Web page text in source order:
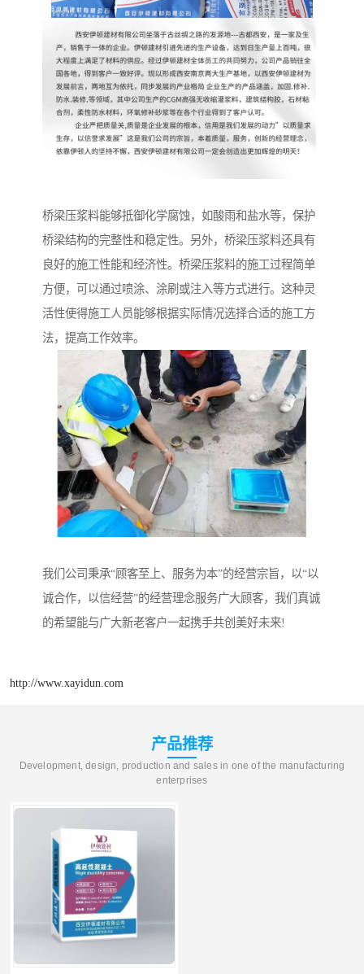
桥梁压浆料能够抵御化学腐蚀，如酸雨和盐水等，保护
桥梁结构的完整性和稳定性。另外，桥梁压浆料还具有
良好的施工性能和经济性。桥梁压浆料的施工过程简单
方便，可以通过喷涂、涂刷或注入等方式进行。这种灵
活性使得施工人员能够根据实际情况选择合适的施工方
法，提高工作效率。
我们公司秉承“顾客至上、服务为本”的经营宗旨，以“以
诚合作，以信经营”的经营理念服务广大顾客，我们真诚
的希望能与广大新老客户一起携手共创美好未来!
http://www.xayidun.com
产品推荐
Development, design, production and sales in one of the manufacturing
enterprises